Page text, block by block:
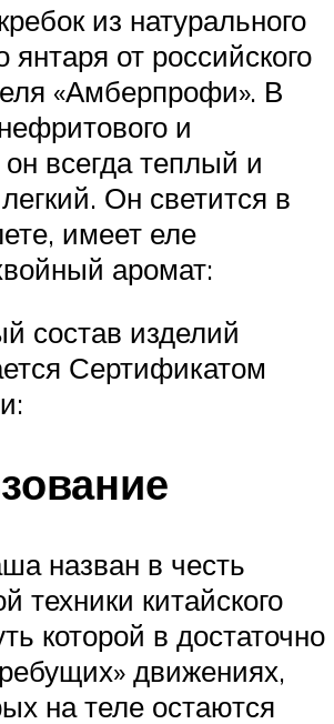
из натурального
янтаря от российского
«Амберпрофи». В
и
он всегда теплый и
Он светится в
имеет еле
аромат:
состав изделий
Сертификатом
назван в честь
техники китайского
которой в достаточно
движениях,
на теле остаются